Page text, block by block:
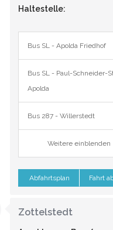
Haltestelle:
Bus SL - Apolda Friedhof
Bus SL - Paul-Schneider-
Apolda
Bus 287 - Willerstedt
Weitere einblenden
Abfahrtsplan Fahrt
Zottelstedt